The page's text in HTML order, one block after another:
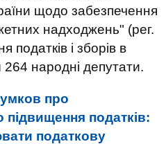
щодо забезпечення
надходжень" (рег.
і зборів в
264 народні депутати.
про
податків:
податкову